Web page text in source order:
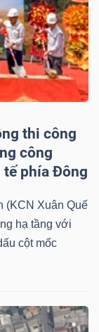
thi công
công
phía Đông
(KCN Xuân Quế
hạ tầng với
cột mốc